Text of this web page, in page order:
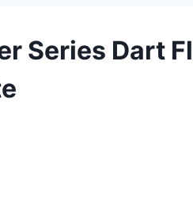
Series Dart